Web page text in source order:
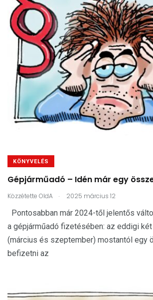
KÖNYVELÉS
Gépjárműadó – Idén már egy
Közzétette OldA . 2025 március 12
Pontosabban már 2024-től jelentős
a gépjárműadó fizetésében: az eddigi
(március és szeptember) mostantól egy
befizetni az